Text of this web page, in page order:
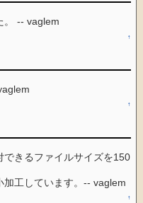
。 -- vaglem
↑
↑
きるファイルサイズを150
加工しています。-- vaglem
↑